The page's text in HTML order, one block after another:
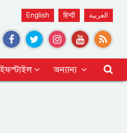
English हिन्दी العربية
অন্যান্য